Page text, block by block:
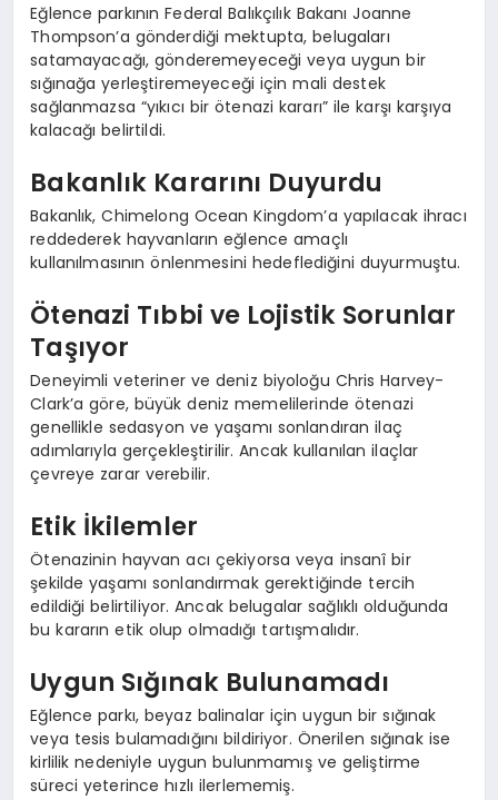
Eğlence parkının Federal Balıkçılık Bakanı Joanne
Thompson’a gönderdiği mektupta, belugaları
satamayacağı, gönderemeyeceği veya uygun bir
sığınağa yerleştiremeyeceği için mali destek
sağlanmazsa “yıkıcı bir ötenazi kararı” ile karşı karşıya
kalacağı belirtildi.
Bakanlık Kararını Duyurdu
Bakanlık, Chimelong Ocean Kingdom’a yapılacak ihracı
reddederek hayvanların eğlence amaçlı
kullanılmasının önlenmesini hedeflediğini duyurmuştu.
Ötenazi Tıbbi ve Lojistik Sorunlar
Taşıyor
Deneyimli veteriner ve deniz biyoloğu Chris Harvey-
Clark’a göre, büyük deniz memelilerinde ötenazi
genellikle sedasyon ve yaşamı sonlandıran ilaç
adımlarıyla gerçekleştirilir. Ancak kullanılan ilaçlar
çevreye zarar verebilir.
Etik İkilemler
Ötenazinin hayvan acı çekiyorsa veya insanî bir
şekilde yaşamı sonlandırmak gerektiğinde tercih
edildiği belirtiliyor. Ancak belugalar sağlıklı olduğunda
bu kararın etik olup olmadığı tartışmalıdır.
Uygun Sığınak Bulunamadı
Eğlence parkı, beyaz balinalar için uygun bir sığınak
veya tesis bulamadığını bildiriyor. Önerilen sığınak ise
kirlilik nedeniyle uygun bulunmamış ve geliştirme
süreci yeterince hızlı ilerlememiş.